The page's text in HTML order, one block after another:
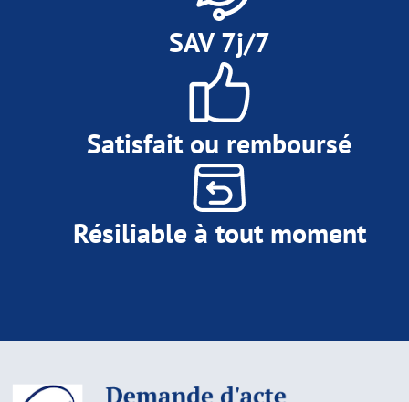
SAV 7j/7
Satisfait ou remboursé
Résiliable à tout moment